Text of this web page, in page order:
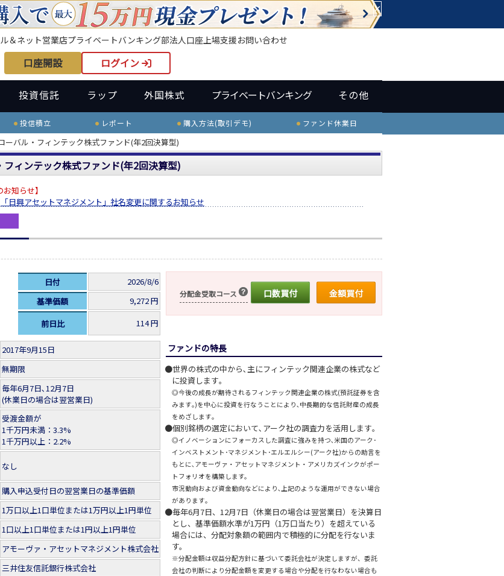
×
＆ネット営業店プライベートバンキング部法人口座上場支援お問い合わせ
口座開設 ログイン
投資信託 ラップ 外国株式 プライベートバンキング その他
投信積立 レポート 購入方法(取引デモ) ファンド休業日
ーバル・フィンテック株式ファンド(年2回決算型)
フィンテック株式ファンド(年2回決算型)
知らせ】
「日興アセットマネジメント」社名変更に関するお知らせ
日付
2026/8/6
基準価額
9,272 円
前日比
114 円
2017年9月15日
無期限
毎年6月7日､12月7日
(休業日の場合は翌営業日)
受渡金額が
1千万円未満：3.3%
1千万円以上：2.2%
なし
購入申込受付日の翌営業日の基準価額
1万口以上1口単位または1万円以上1円単位
1口以上1口単位または1円以上1円単位
アモーヴァ・アセットマネジメント株式会社
三井住友信託銀行株式会社
分配金受取コース 口数買付 金額買付
ファンドの特長
世界の株式の中から､主にフィンテック関連企業の株式など
に投資します｡
◎今後の成長が期待されるフィンテック関連企業の株式(預託証券を含
みます｡)を中心に投資を行なうことにより､中長期的な信託財産の成長
をめざします｡
個別銘柄の選定において､アーク社の調査力を活用します｡
◎イノベーションにフォーカスした調査に強みを持つ､米国のアーク･
インベストメント･マネジメント･エルエルシー(アーク社)からの助言を
もとに､アモーヴァ・アセットマネジメント・アメリカズインクがポー
トフォリオを構築します。
市況動向および資金動向などにより､上記のような運用ができない場合
があります｡
毎年6月7日、12月7日（休業日の場合は翌営業日）を決算日
とし、基準価額水準が1万円（1万口当たり）を超えている
場合には、分配対象額の範囲内で積極的に分配を行ないま
す。
※分配金額は収益分配方針に基づいて委託会社が決定しますが、委託
会社の判断により分配金額を変更する場合や分配を行なわない場合も